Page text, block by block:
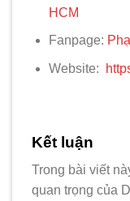
HCM
Fanpage:
Website:
Kết luận
Trong bài viết
quan trọng của